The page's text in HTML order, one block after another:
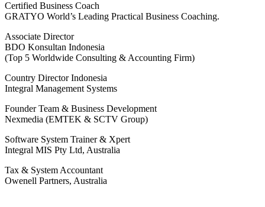
Certified Business Coach
GRATYO World’s Leading Practical Business Coaching.
Associate Director
BDO Konsultan Indonesia
(Top 5 Worldwide Consulting & Accounting Firm)
Country Director Indonesia
Integral Management Systems
Founder Team & Business Development
Nexmedia (EMTEK & SCTV Group)
Software System Trainer & Xpert
Integral MIS Pty Ltd, Australia
Tax & System Accountant
Owenell Partners, Australia